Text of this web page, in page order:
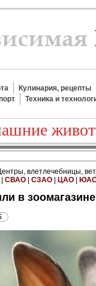
Кулинария, рецепты
Техника и
влетлечебницы,
СВАО СЗАО ЦАО
в